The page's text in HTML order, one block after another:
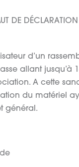
DE
d’un
allant jusqu’à
A cette
du matériel
général.